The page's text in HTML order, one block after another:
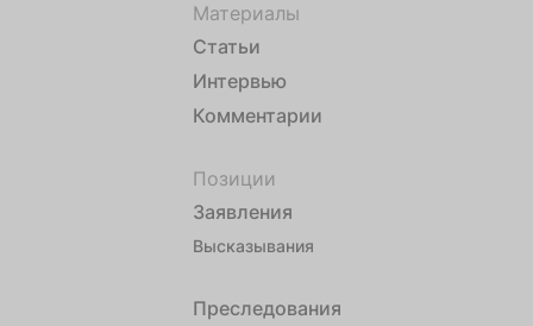
Материалы
Статьи
Интервью
Комментарии
Позиции
Заявления
Высказывания
Преследования